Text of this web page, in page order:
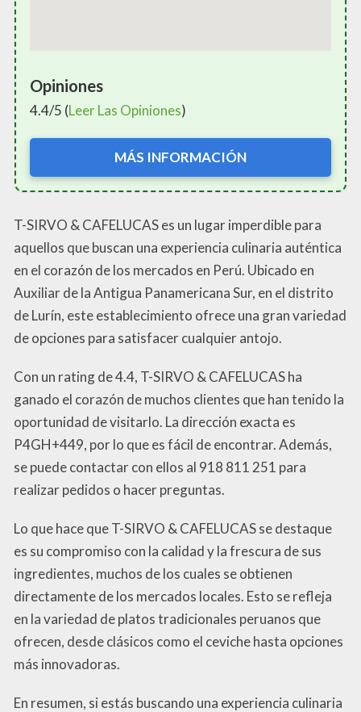
Opiniones
4.4/5 (Leer Las Opiniones)
MÁS INFORMACIÓN
T-SIRVO & CAFELUCAS es un lugar imperdible para
aquellos que buscan una experiencia culinaria auténtica
en el corazón de los mercados en Perú. Ubicado en
Auxiliar de la Antigua Panamericana Sur, en el distrito
de Lurín, este establecimiento ofrece una gran variedad
de opciones para satisfacer cualquier antojo.
Con un rating de 4.4, T-SIRVO & CAFELUCAS ha
ganado el corazón de muchos clientes que han tenido la
oportunidad de visitarlo. La dirección exacta es
P4GH+449, por lo que es fácil de encontrar. Además,
se puede contactar con ellos al 918 811 251 para
realizar pedidos o hacer preguntas.
Lo que hace que T-SIRVO & CAFELUCAS se destaque
es su compromiso con la calidad y la frescura de sus
ingredientes, muchos de los cuales se obtienen
directamente de los mercados locales. Esto se refleja
en la variedad de platos tradicionales peruanos que
ofrecen, desde clásicos como el ceviche hasta opciones
más innovadoras.
En resumen, si estás buscando una experiencia culinaria